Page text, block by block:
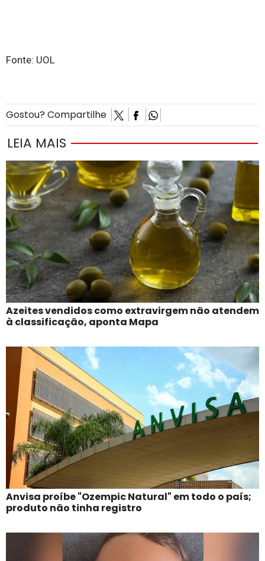
Fonte: UOL
Gostou? Compartilhe
LEIA MAIS
Azeites vendidos como extravirgem não atendem
à classificação, aponta Mapa
Anvisa proíbe "Ozempic Natural" em todo o país;
produto não tinha registro